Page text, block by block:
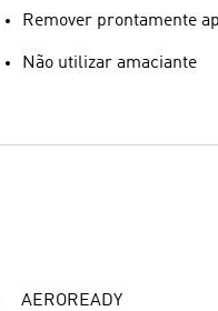
Remover prontamente
Não utilizar amaciante
AEROREADY